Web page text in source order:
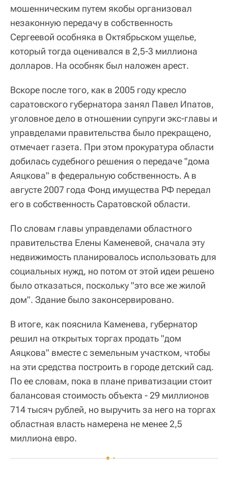
мошенническим путем якобы организовал
незаконную передачу в собственность
Сергеевой особняка в Октябрьском ущелье,
который тогда оценивался в 2,5-3 миллиона
долларов. На особняк был наложен арест.
Вскоре после того, как в 2005 году кресло
саратовского губернатора занял Павел Ипатов,
уголовное дело в отношении супруги экс-главы и
управделами правительства было прекращено,
отмечает газета. При этом прокуратура области
добилась судебного решения о передаче "дома
Аяцкова" в федеральную собственность. А в
августе 2007 года Фонд имущества РФ передал
его в собственность Саратовской области.
По словам главы управделами областного
правительства Елены Каменевой, сначала эту
недвижимость планировалось использовать для
социальных нужд, но потом от этой идеи решено
было отказаться, поскольку "это все же жилой
дом". Здание было законсервировано.
В итоге, как пояснила Каменева, губернатор
решил на открытых торгах продать "дом
Аяцкова" вместе с земельным участком, чтобы
на эти средства построить в городе детский сад.
По ее словам, пока в плане приватизации стоит
балансовая стоимость объекта - 29 миллионов
714 тысяч рублей, но выручить за него на торгах
областная власть намерена не менее 2,5
миллиона евро.